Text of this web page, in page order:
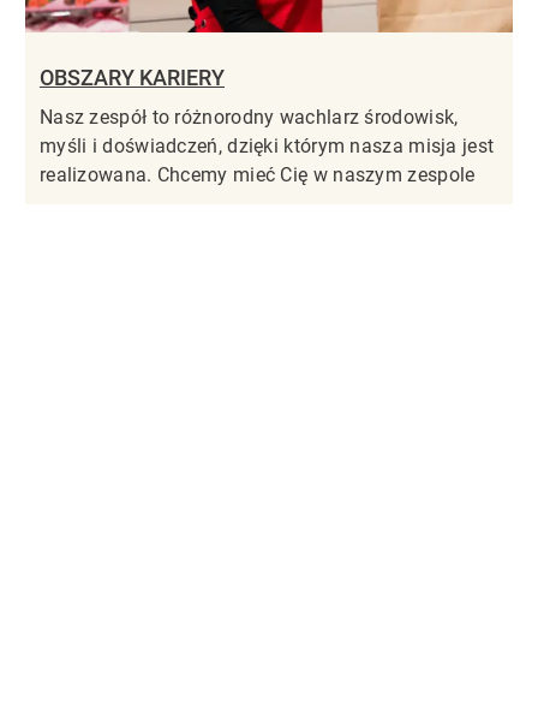
OBSZARY KARIERY
Nasz zespół to różnorodny wachlarz środowisk,
myśli i doświadczeń, dzięki którym nasza misja jest
realizowana. Chcemy mieć Cię w naszym zespole